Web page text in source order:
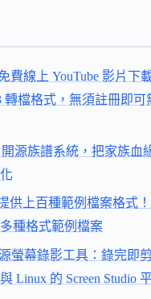
費線上 YouTube 影片下
轉檔格式，無須註冊即可
開源族譜系統，把家族血
供上百種範例檔案格式
種格式範例檔案
螢幕錄影工具：錄完即
Linux 的 Screen Studio